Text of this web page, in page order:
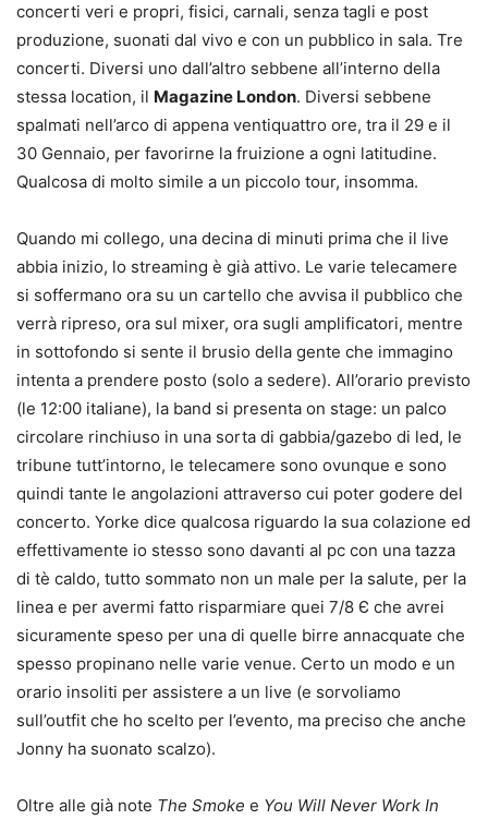
concerti veri e propri, fisici, carnali, senza tagli e post
produzione, suonati dal vivo e con un pubblico in sala. Tre
concerti. Diversi uno dall’altro sebbene all’interno della
stessa location, il Magazine London. Diversi sebbene
spalmati nell’arco di appena ventiquattro ore, tra il 29 e il
30 Gennaio, per favorirne la fruizione a ogni latitudine.
Qualcosa di molto simile a un piccolo tour, insomma.
Quando mi collego, una decina di minuti prima che il live
abbia inizio, lo streaming è già attivo. Le varie telecamere
si soffermano ora su un cartello che avvisa il pubblico che
verrà ripreso, ora sul mixer, ora sugli amplificatori, mentre
in sottofondo si sente il brusio della gente che immagino
intenta a prendere posto (solo a sedere). All’orario previsto
(le 12:00 italiane), la band si presenta on stage: un palco
circolare rinchiuso in una sorta di gabbia/gazebo di led, le
tribune tutt’intorno, le telecamere sono ovunque e sono
quindi tante le angolazioni attraverso cui poter godere del
concerto. Yorke dice qualcosa riguardo la sua colazione ed
effettivamente io stesso sono davanti al pc con una tazza
di tè caldo, tutto sommato non un male per la salute, per la
linea e per avermi fatto risparmiare quei 7/8 Є che avrei
sicuramente speso per una di quelle birre annacquate che
spesso propinano nelle varie venue. Certo un modo e un
orario insoliti per assistere a un live (e sorvoliamo
sull’outfit che ho scelto per l’evento, ma preciso che anche
Jonny ha suonato scalzo).
Oltre alle già note The Smoke e You Will Never Work In